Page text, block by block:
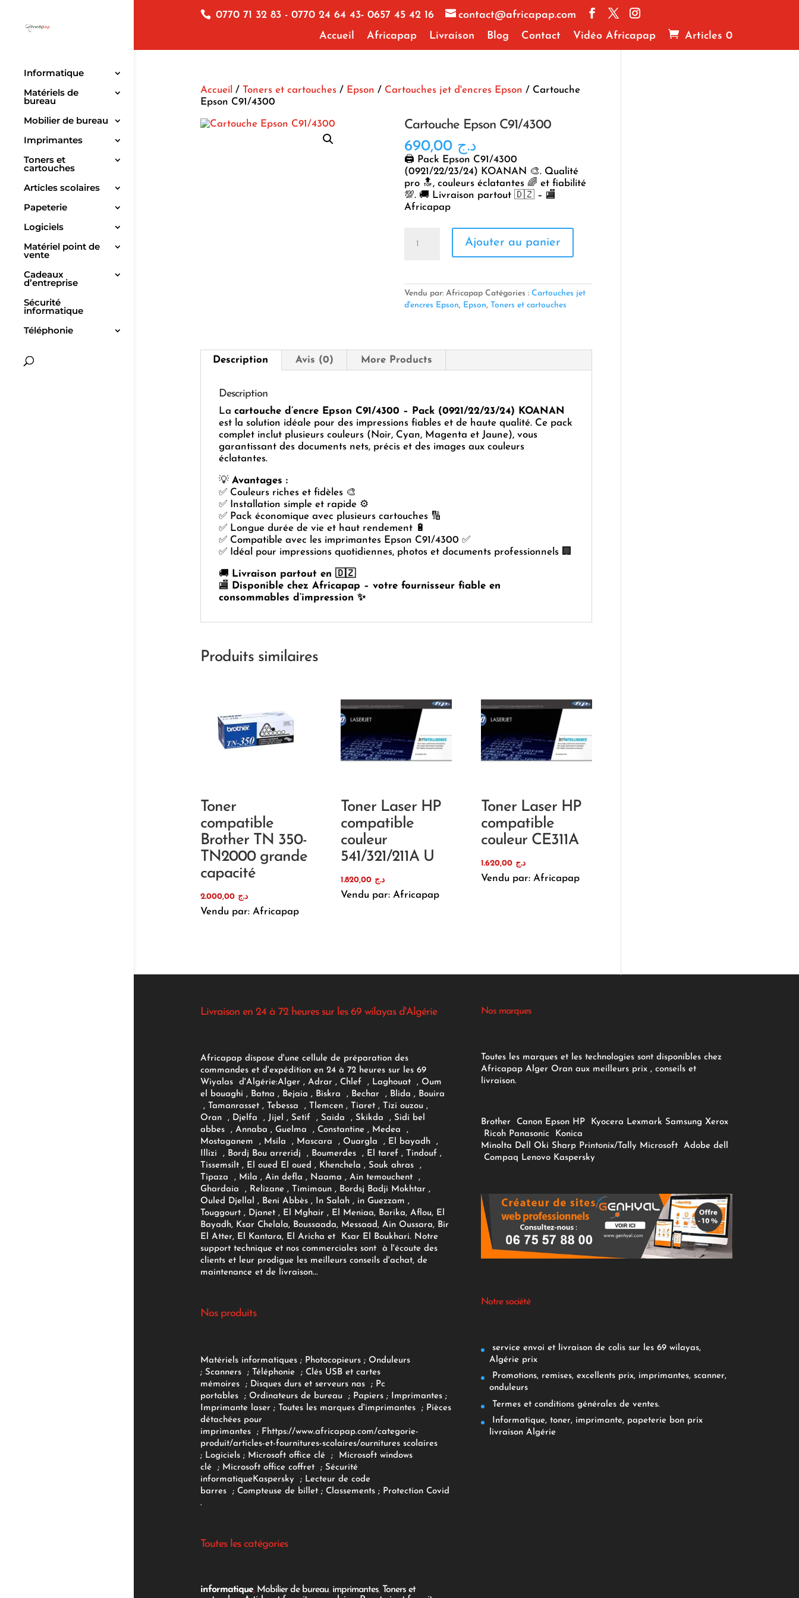
0770 71 32 83 - 0770 24 64 43- 0657 45 42 16
contact@africapap.com
Accueil
Africapap Livraison Blog Contact Vidéo Africapap Articles 0
Informatique
Matériels de
bureau
Mobilier de bureau
Imprimantes
Toners et
cartouches
Articles scolaires
Papeterie
Logiciels
Matériel point de
vente
Cadeaux
d’entreprise
Sécurité
informatique
Téléphonie
Accueil / Toners et cartouches/ Epson / Cartouches jet d'encres Epson / Cartouche
Epson C91/4300
Cartouche Epson C91/4300
د.ج 690,00
🖨️ Pack Epson C91/4300
(0921/22/23/24) KOANAN 🎨. Qualité
pro 🔝, couleurs éclatantes 🌈 et fiabilité
💯. 🚚 Livraison partout 🇩🇿 – 🏬
Africapap
Ajouter au panier
Vendu par: Africapap Catégories : Cartouches jet
d'encres Epson, Epson, Toners et cartouches
Description Avis (0) More Products
Description
La cartouche d’encre Epson C91/4300 – Pack (0921/22/23/24) KOANAN
est la solution idéale pour des impressions fiables et de haute qualité. Ce pack
complet inclut plusieurs couleurs (Noir, Cyan, Magenta et Jaune), vous
garantissant des documents nets, précis et des images aux couleurs
éclatantes.
💡 Avantages :
✅ Couleurs riches et fidèles 🎨
✅ Installation simple et rapide ⚙️
✅ Pack économique avec plusieurs cartouches 🔢
✅ Longue durée de vie et haut rendement 🔋
✅ Compatible avec les imprimantes Epson C91/4300 ✅
✅ Idéal pour impressions quotidiennes, photos et documents professionnels 🏢
🚚 Livraison partout en 🇩🇿
🏬
Disponible chez Africapap – votre fournisseur fiable en
consommables d’impression ✨
Produits similaires
Toner
compatible
Brother TN 350-
TN2000 grande
capacité
د.ج 2.000,00
Vendu par: Africapap
Toner Laser HP
compatible
couleur
541/321/211A U
د.ج 1.820,00
Vendu par: Africapap
Toner Laser HP
compatible
couleur CE311A
د.ج
Vendu par: Africapap
Livraison en 24 à 72 heures sur les 69 wilayas d'Algérie
Africapap dispose d'une cellule de préparation des
commandes et d'expédition en 24 à 72 heures sur les 69
Wiyalas d'Algérie:Alger , Adrar, Chlef , Laghouat , Oum
el bouaghi , Batna , Bejaia , Biskra , Bechar , Blida , Bouira
, Tamanrasset , Tebessa , Tlemcen , Tiaret , Tizi ouzou ,
Oran , Djelfa , Jijel , Setif , Saida , Skikda , Sidi bel
abbes , Annaba , Guelma , Constantine , Medea ,
Mostaganem , Msila , Mascara , Ouargla , El bayadh ,
Illizi , Bordj Bou arreridj , Boumerdes , El taref , Tindouf ,
Tissemsilt , El oued El oued , Khenchela , Souk ahras ,
Tipaza , Mila , Ain defla , Naama , Ain temouchent ,
Ghardaia , Relizane , Timimoun , Bordsj Badji Mokhtar ,
Ouled Djellal , Beni Abbès , In Salah , in Guezzam ,
Touggourt , Djanet , El Mghair , El Meniaa, Barika, Aflou, El
Bayadh, Ksar Chelala, Boussaada, Messaad, Ain Oussara, Bir
El Atter, El Kantara, El Aricha et Ksar El Boukhari. Notre
support technique et nos commerciales sont à l'écoute des
clients et leur prodigue les meilleurs conseils d'achat, de
maintenance et de livraison...
Nos produits
Matériels informatiques; Photocopieurs; Onduleurs
; Scanners ; Téléphonie ; Clés USB et cartes
mémoires
; Disques durs et serveurs nas ; Pc
portables
; Ordinateurs de bureau ; Papiers; Imprimantes;
Imprimante laser; Toutes les marques d'imprimantes ; Pièces
détachées pour
imprimantes
; F https://www.africapap.com/categorie-
produit/articles-et-fournitures-scolaires/ournitures scolaires
; Logiciels ; Microsoft office clé ;
Microsoft windows
clé; Microsoft office coffret ; Sécurité
informatiqueKaspersky ; Lecteur de code
barres
; Compteuse de billet; Classements ; Protection Covid
.
Toutes les catégories
informatique, Mobilier de bureau, imprimantes, Toners et
Nos marques
Toutes les marques et les technologies sont disponibles chez
Africapap Alger Oran aux meilleurs prix , conseils et
livraison.
Brother Canon Epson HP Kyocera Lexmark Samsung Xerox
Ricoh Panasonic
Konica
Minolta Dell Oki Sharp Printonix/Tally Microsoft Adobe dell
Compaq Lenovo Kaspersky
Notre société
service envoi et livraison de colis sur les 69 wilayas,
Algérie prix
Promotions, remises, excellents prix, imprimantes, scanner,
onduleurs
Termes et conditions générales de ventes.
Informatique, toner, imprimante, papeterie bon prix
livraison Algérie